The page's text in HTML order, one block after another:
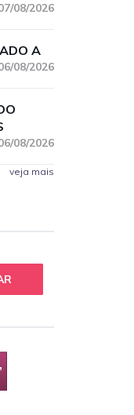
08/2026
A
08/2026
08/2026
veja mais